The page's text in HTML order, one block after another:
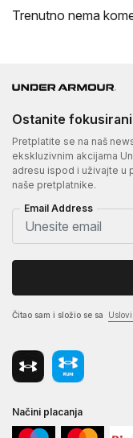
Trenutno nema
Ostanite fokusirani
Pretplatite se na naš
ekskluzivnim akcijama
adresu ispod i uživajte u
naše pretplatnike.
Email Address
Čitao sam i složio se sa
Načini placanja